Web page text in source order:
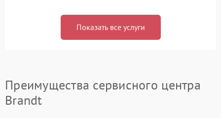
Показать все услуги
Преимущества сервисного центра
Brandt